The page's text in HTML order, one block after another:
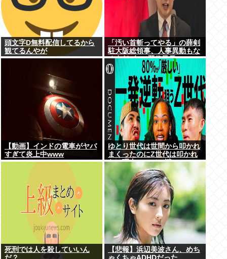
頭文字D無料配信してるから
観てるんやが
「汚い首斬ってやる」の薛剣
駐大阪総領事、人事異動もな
く在任6年で歴代最長
【動画】インドの電車がヤバ
すぎて炎上中www
ゆとり世代は世間から叩かれ
まくったのにZ世代は叩かれ
ない理由、マジで謎
死刑では人を殺していいん
【悲報】浜辺美波さん、めち